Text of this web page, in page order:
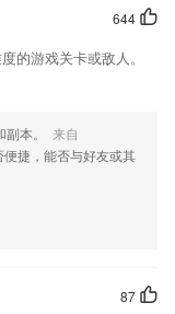
、法规、政策或第三方
使用保证金对第三方进
请退出道裕网，申请审
；
赚取丰厚赏金
更加有方法。
644
的游戏关卡或敌人。
本。
来自
捷，能否与好友或其
87